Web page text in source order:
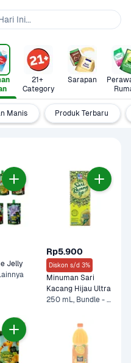
21+
Category
Sarapan
Manis Produk Terbaru
Jungle Juice Jelly
Rp5.900
Diskon s/d 3%
Minuman Sari
Kacang Hijau Ultra
250 mL, Bundle - 5 x 250 mL*
Ini...